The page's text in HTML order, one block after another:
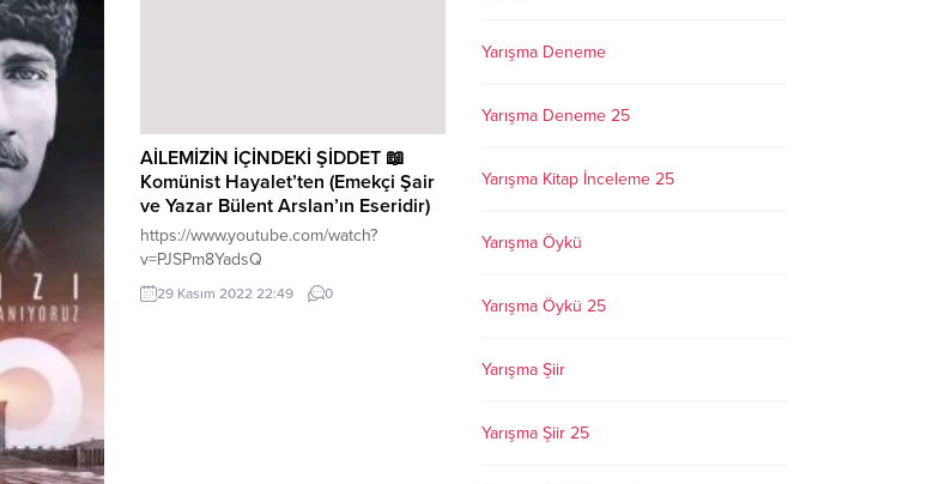
AİLEMİZİN İÇİNDEKİ ŞİDDET 📖
Komünist Hayalet’ten (Emekçi Şair
ve Yazar Bülent Arslan’ın Eseridir)
https://www.youtube.com/watch?
v=PJSPm8YadsQ
29 Kasım 2022 22:49 0
Yarışma Deneme
Yarışma Deneme 25
Yarışma Kitap İnceleme 25
Yarışma Öykü
Yarışma Öykü 25
Yarışma Şiir
Yarışma Şiir 25